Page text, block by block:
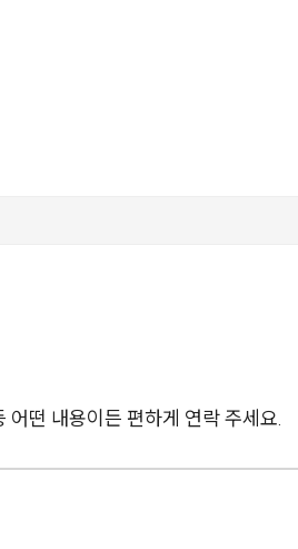
떤 내용이든 편하게 연락 주세요.